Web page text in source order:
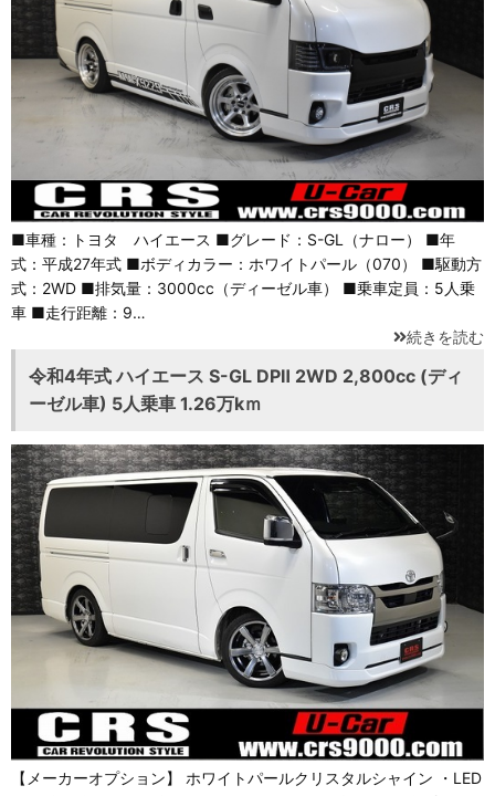
■車種：トヨタ ハイエース ■グレード：S-GL（ナロー） ■年
式：平成27年式 ■ボディカラー：ホワイトパール（070） ■駆動方
式：2WD ■排気量：3000cc（ディーゼル車） ■乗車定員：5人乗
車 ■走行距離：9…
続きを読む
令和4年式 ハイエース S-GL DPⅡ 2WD 2,800cc (ディ
ーゼル車) 5人乗車 1.26万kｍ
【メーカーオプション】 ホワイトパールクリスタルシャイン ・LED